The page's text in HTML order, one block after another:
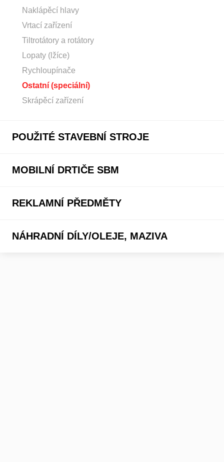
Naklápěcí hlavy
Vrtací zařízení
Tiltrotátory a rotátory
Lopaty (lžíce)
Rychloupínače
Ostatní (speciální)
Skrápěcí zařízení
POUŽITÉ STAVEBNÍ STROJE
MOBILNÍ DRTIČE SBM
REKLAMNÍ PŘEDMĚTY
NÁHRADNÍ DÍLY/OLEJE, MAZIVA